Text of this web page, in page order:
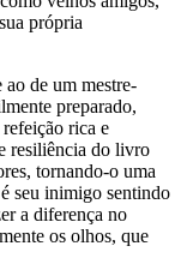
própria
de um mestre-
preparado,
rica e
resiliência do livro
tornando-o uma
seu inimigo sentindo
a diferença no
os olhos, que